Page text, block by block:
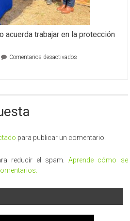
acuerda trabajar en la protección
Comentarios desactivados
protección
urbanos
para publicar un comentario.
reducir el spam.Aprende cómo se